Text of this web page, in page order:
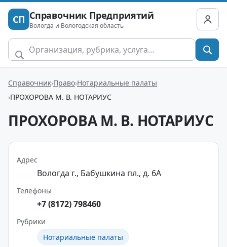
СП Справочник Предприятий
Вологда и Вологодская область
Справочник Право Нотариальные палаты
ПРОХОРОВА М. В. НОТАРИУС
ПРОХОРОВА М. В. НОТАРИУС
Адрес
Вологда г., Бабушкина пл., д. 6А
Телефоны
+7 (8172) 798460
Рубрики
Нотариальные палаты